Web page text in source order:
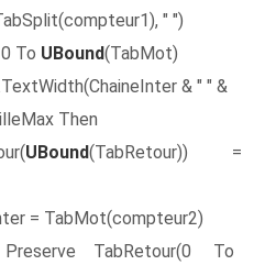
" ")
To UBound(TabMot)
& " " &
Then
UBound(TabRetour)) =
TabRetour(0 To